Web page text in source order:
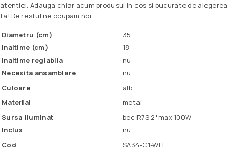
atentiei. Adauga chiar acum produsul in cos si bucurate de alegerea
ta! De restul ne ocupam noi.
Diametru (cm)
35
Inaltime (cm)
18
Inaltime reglabila
nu
Necesita ansamblare
nu
Culoare
alb
Material
metal
Sursa iluminat
bec R7S 2*max 100W
Inclus
nu
Cod
SA34-C1-WH